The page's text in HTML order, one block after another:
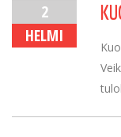
2
HELMI